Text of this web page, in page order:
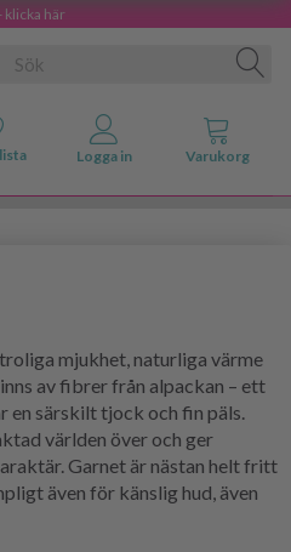
klicka här
mjukhet, naturliga värme
av fibrer från alpackan – ett
en särskilt tjock och fin päls.
världen över och ger
Garnet är nästan helt fritt
även för känslig hud, även